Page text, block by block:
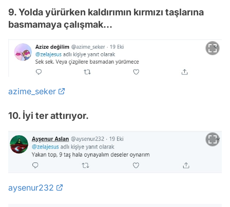
9. Yolda yürürken kaldırımın kırmızı taşlarına
basmamaya çalışmak...
azime_seker
10. İyi ter attırıyor.
aysenur232